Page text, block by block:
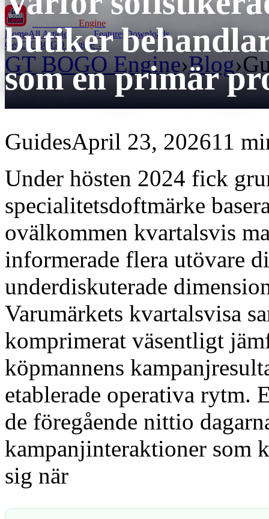
Engine
HomeAll Articles Features Downloads
Get GT BOGO Engine →
GT BOGO Engine›Blog›
butiker
som en primär
GuidesApril 23, 202611
Under hösten 2024 fick
specialitetsdoftmärke
ovälkommen kvartalsvis
informerade flera utövare
underdiskuterade
Varumärkets kvartalsvisa
komprimerat väsentligt
köpmannens
etablerade operativa rytm.
de föregående nittio
kampanjinteraktioner som
sig när